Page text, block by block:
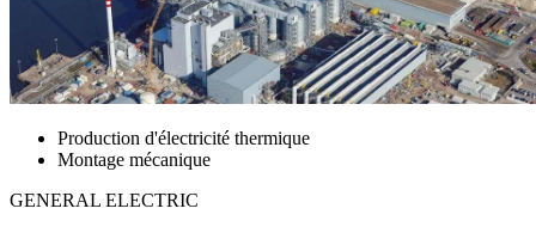
Production d'électricité thermique
Montage mécanique
GENERAL ELECTRIC